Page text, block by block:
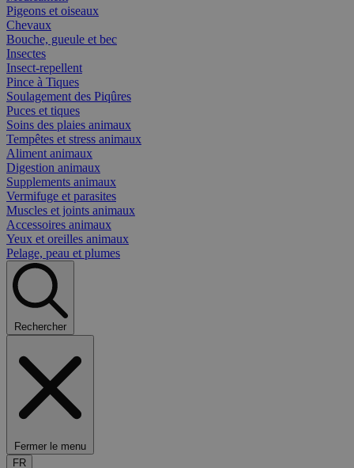
Pigeons et oiseaux
Chevaux
Bouche, gueule et bec
Insectes
Insect-repellent
Pince à Tiques
Soulagement des Piqûres
Puces et tiques
Soins des plaies animaux
Tempêtes et stress animaux
Aliment animaux
Digestion animaux
Supplements animaux
Vermifuge et parasites
Muscles et joints animaux
Accessoires animaux
Yeux et oreilles animaux
Pelage, peau et plumes
Rechercher
Fermer le menu
FR